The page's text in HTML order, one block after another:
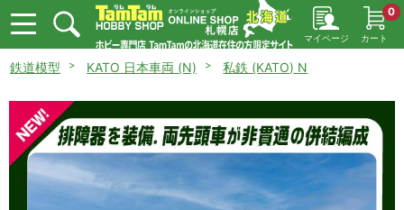
マイページ カート
0
鉄道模型 KATO 日本車両 (N) 私鉄 (KATO) N